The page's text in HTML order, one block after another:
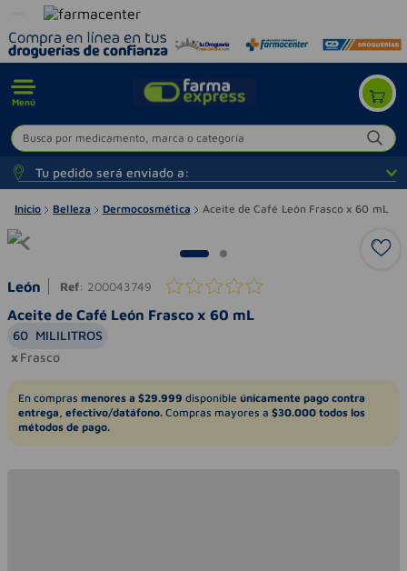
Menú
Busca por medicamento, marca o categoría
Tu pedido será enviado a:
Inicio Belleza Dermocosmética Aceite de Café León Frasco x 60 mL
León Ref: 200043749
Aceite de Café León Frasco x 60 mL
60 MILILITROS
Frasco
En compras menores a $29.999 disponible únicamente pago contra
entrega, efectivo/datáfono. Compras mayores a $30.000 todos los
métodos de pago.